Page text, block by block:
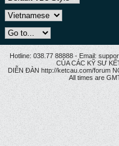
Hotline: 038.77 88888 - Email:
CỦA CÁC KỸ SƯ
DIỄN ĐÀN http://ketcau.com/forum
All times are